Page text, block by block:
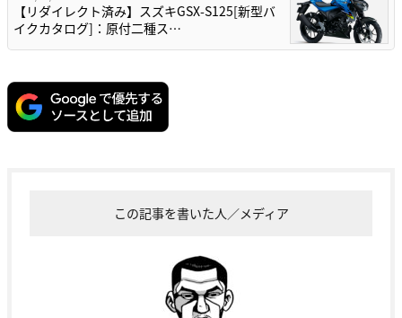
【リダイレクト済み】スズキGSX-S125[新型バ
イクカタログ]：原付二種ス…
この記事を書いた人／メディア